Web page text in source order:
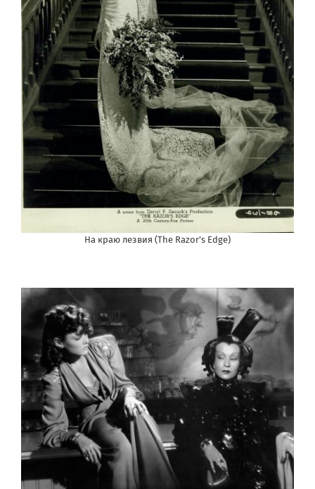
На краю лезвия (The Razor’s Edge)